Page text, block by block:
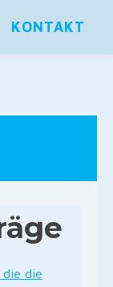
KONTAKT
die die